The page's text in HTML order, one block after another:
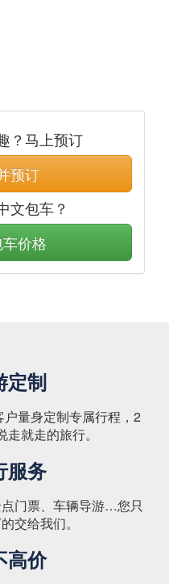
？马上预订
预订
文包车？
价格
定制
量身定制专属行程，2
就走的旅行。
服务
门票、车辆导游…您只
交给我们。
高价